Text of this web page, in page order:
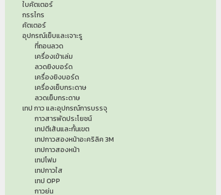
ใบคัตเตอร์
กรรไกร
คัตเตอร์
อุปกรณ์เย็บและเจาะรู
ที่ถอนลวด
เครื่องเข้าเล่ม
ลวดยิงบอร์ด
เครื่องยิงบอร์ด
เครื่องเย็บกระดาษ
ลวดเย็บกระดาษ
เทป กาว และอุปกรณ์การบรรจุ
กาวสารพัดประโยชน์
เทปตีเส้นและกั้นเขต
เทปกาวสองหน้าอะคริลิค 3M
เทปกาวสองหน้า
เทปโฟม
เทปกาวใส
เทป OPP
กาวย่น